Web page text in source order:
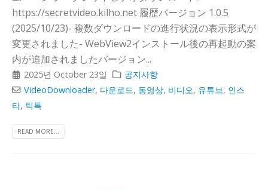
https://secretvideo.kilho.net 履歴バージョン 1.0.5
(2025/10/23)- 複数ダウンロードの進行状況の表示形式が
変更されました- WebView2インストール後の再起動の案
内が追加されましたバージョン...
2025년 October 23일
공지사항
VideoDownloader, 다운로드, 동영상, 비디오, 유튜브, 인스
타, 틱톡
READ MORE...